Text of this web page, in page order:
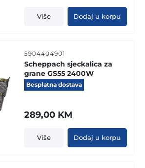
Više Dodaj u korpu
5904404901
Scheppach sjeckalica za
grane GS55 2400W
Besplatna dostava
289,00 KM
Više Dodaj u korpu